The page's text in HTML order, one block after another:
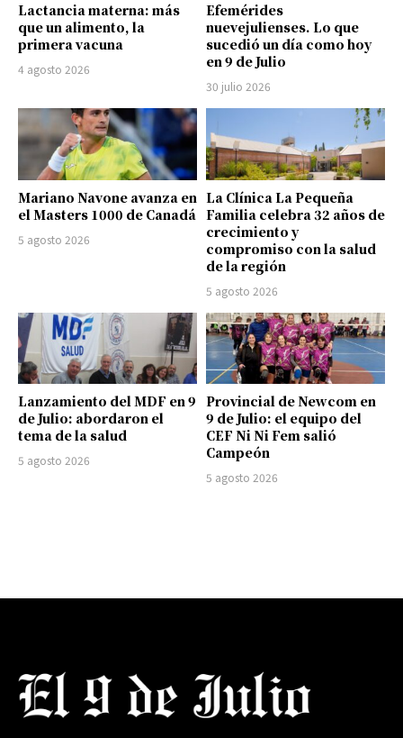
Lactancia materna: más
que un alimento, la
primera vacuna
4 agosto 2026
Efemérides
nuevejulienses. Lo que
sucedió un día como hoy
en 9 de Julio
30 julio 2026
Mariano Navone avanza en
el Masters 1000 de Canadá
5 agosto 2026
La Clínica La Pequeña
Familia celebra 32 años de
crecimiento y
compromiso con la salud
de la región
5 agosto 2026
Lanzamiento del MDF en 9
de Julio: abordaron el
tema de la salud
5 agosto 2026
Provincial de Newcom en
9 de Julio: el equipo del
CEF Ni Ni Fem salió
Campeón
5 agosto 2026